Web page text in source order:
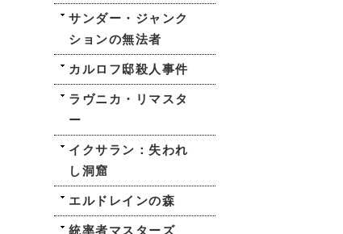
サンダー・ジャンク
ションの無法者
カルロフ邸殺人事件
ラヴニカ・リマスタ
ー
イクサラン：失われ
し洞窟
エルドレインの森
統率者マスターズ